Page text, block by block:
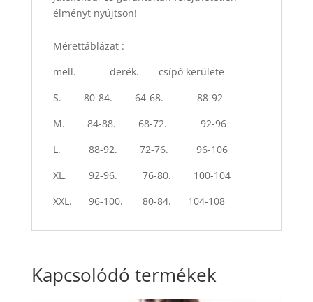
élményt nyújtson!
Mérettáblázat :
mell. derék. csípő kerülete
S. 80-84. 64-68. 88-92
M. 84-88. 68-72. 92-96
L. 88-92. 72-76. 96-106
XL. 92-96. 76-80. 100-104
XXL. 96-100. 80-84. 104-108
Kapcsolódó termékek